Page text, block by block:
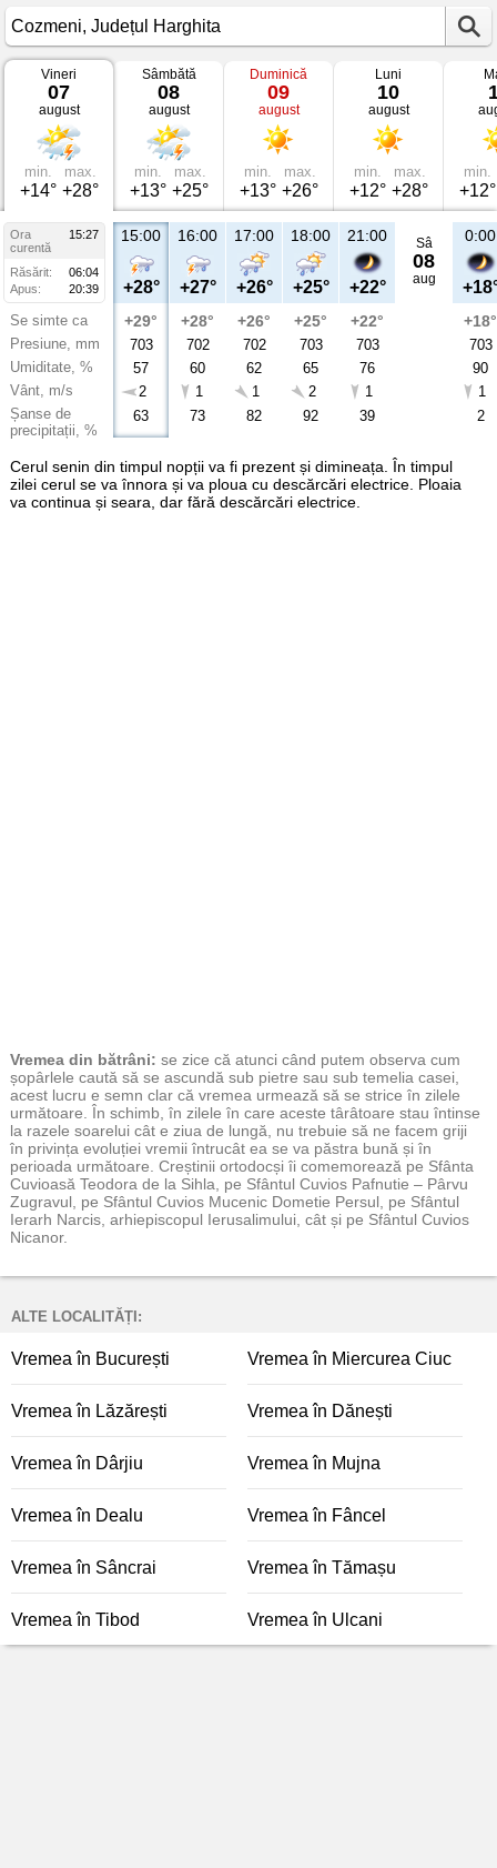
Vremea
Cozmeni
Județul
Harghita
Vineri
07
august
min.
+14°
max.
+28°
Sâmbătă
08
august
min.
+13°
max.
+25°
Duminică
09
august
min.
+13°
max.
+26°
Luni
10
august
min.
+12°
max.
+28°
min.
+12°
Ora
15:27
curentă
Răsărit:
06:04
Apus:
20:39
Se simte ca
Presiune, mm
Umiditate, %
Vânt, m/s
Șanse de
precipitații, %
15:00
+28°
+29°
703
57
2
63
16:00
+27°
+28°
702
60
1
73
17:00
+26°
+26°
702
62
1
82
18:00
+25°
+25°
703
65
2
92
21:00
+22°
+22°
703
76
1
39
Sâ
08
aug
0:00
+18°
703
90
1
2
Cerul senin din timpul nopții va fi prezent și dimineața. În timpul
zilei cerul se va înnora și va ploua cu descărcări electrice. Ploaia
va continua și seara, dar fără descărcări electrice.
Vremea din bătrâni: se zice că atunci când putem observa cum
șopârlele caută să se ascundă sub pietre sau sub temelia casei,
acest lucru e semn clar că vremea urmează să se strice în zilele
următoare. În schimb, în zilele în care aceste târâtoare stau întinse
la razele soarelui cât e ziua de lungă, nu trebuie să ne facem griji
în privința evoluției vremii întrucât ea se va păstra bună și în
perioada următoare. Creștinii ortodocși îi comemorează pe Sfânta
Cuvioasă Teodora de la Sihla, pe Sfântul Cuvios Pafnutie – Pârvu
Zugravul, pe Sfântul Cuvios Mucenic Dometie Persul, pe Sfântul
Ierarh Narcis, arhiepiscopul Ierusalimului, cât și pe Sfântul Cuvios
Nicanor.
ALTE LOCALITĂȚI:
Vremea în București Vremea în Miercurea Ciuc
Vremea în Lăzărești Vremea în Dănești
Vremea în Dârjiu Vremea în Mujna
Vremea în Dealu Vremea în Fâncel
Vremea în Sâncrai Vremea în Tămașu
Vremea în Tibod Vremea în Ulcani